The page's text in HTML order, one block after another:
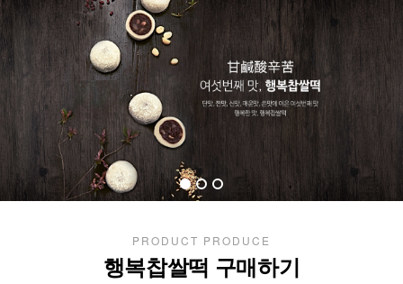
PRODUCT PRODUCE
행복찹쌀떡 구매하기